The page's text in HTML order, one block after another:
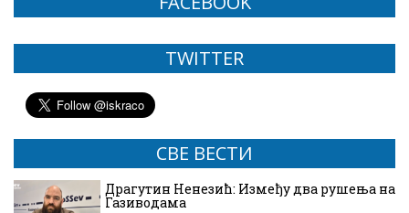
TWITTER
СВЕ ВЕСТИ
Драгутин Ненезић: Између два рушења на
Газиводама